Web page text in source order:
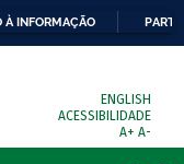
À INFORMAÇÃO
ENGLISH
ACESSIBILIDADE
A+ A-